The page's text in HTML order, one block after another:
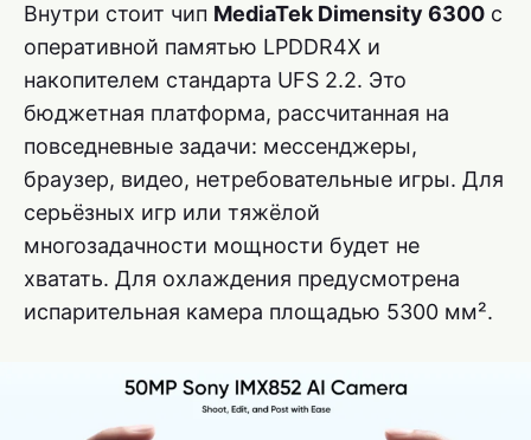
Внутри стоит чип MediaTek Dimensity 6300 с
оперативной памятью LPDDR4X и
накопителем стандарта UFS 2.2. Это
бюджетная платформа, рассчитанная на
повседневные задачи: мессенджеры,
браузер, видео, нетребовательные игры. Для
серьёзных игр или тяжёлой
многозадачности мощности будет не
хватать. Для охлаждения предусмотрена
испарительная камера площадью 5300 мм².